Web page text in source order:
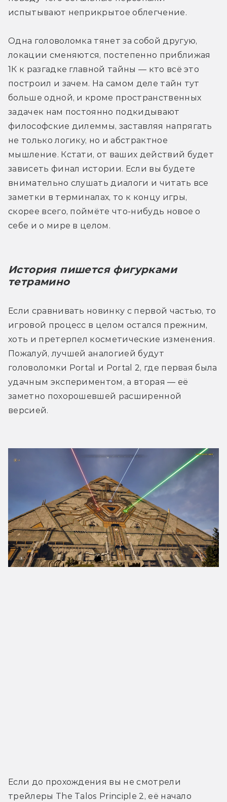
испытывают неприкрытое облегчение.
Одна головоломка тянет за собой другую,
локации сменяются, постепенно приближая
1К к разгадке главной тайны — кто всё это
построил и зачем. На самом деле тайн тут
больше одной, и кроме пространственных
задачек нам постоянно подкидывают
философские дилеммы, заставляя напрягать
не только логику, но и абстрактное
мышление. Кстати, от ваших действий будет
зависеть финал истории. Если вы будете
внимательно слушать диалоги и читать все
заметки в терминалах, то к концу игры,
скорее всего, поймёте что-нибудь новое о
себе и о мире в целом.
История пишется фигурками
тетрамино
Если сравнивать новинку с первой частью, то
игровой процесс в целом остался прежним,
хоть и претерпел косметические изменения.
Пожалуй, лучшей аналогией будут
головоломки Portal и Portal 2, где первая была
удачным экспериментом, а вторая — её
заметно похорошевшей расширенной
версией.
Если до прохождения вы не смотрели
трейлеры The Talos Principle 2, её начало